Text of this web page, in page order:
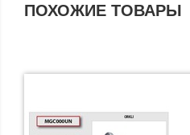
ПОХОЖИЕ ТОВАРЫ